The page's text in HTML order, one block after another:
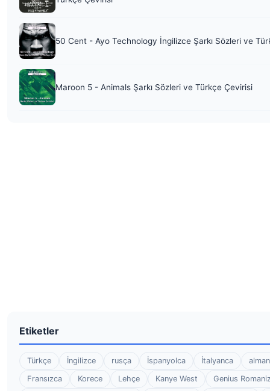
50 Cent - Ayo Technology İngilizce Şarkı Sözleri ve
Maroon 5 - Animals Şarkı Sözleri ve Türkçe Çevirisi
Etiketler
Türkçe İngilizce rusça İspanyolca İtalyanca
Fransızca
Korece Lehçe Kanye West Genius